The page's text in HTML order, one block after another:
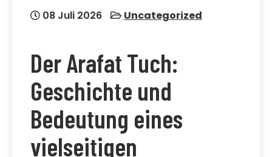
08 Juli 2026 Uncategorized
Der Arafat Tuch:
Geschichte und
Bedeutung eines
vielseitigen